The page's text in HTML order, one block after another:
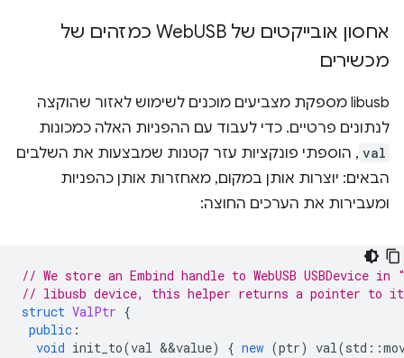
אחסון אובייקטים של Web
USB כמזהים של
מכשירים
libusb מספקת מצביעים מוכנים לשימוש לאזור שהוקצה
לנתונים פרטיים. כדי לעבוד עם ההפניות האלה כמכונות
val , הוספתי פונקציות עזר קטנות שמבצעות את השלבים
הבאים: יוצרות אותן במקום, מאחזרות אותן כהפניות
ומעבירות את הערכים החוצה:
// We store an Embind handle to WebUSB USBDevice
// libusb device, this helper returns a pointer to
struct ValPtr {
public :
void init_to(val &&value) { new (ptr) val(std ::